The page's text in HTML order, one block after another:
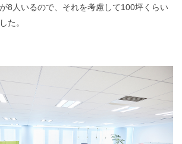
8人いるので、それを考慮して100坪くらい
た。